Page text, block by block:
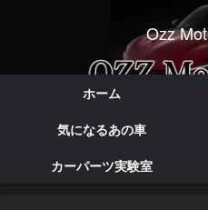
実体験で語る本音のカー情報
Ozz
ホーム
気になるあの車
カーパーツ実験室